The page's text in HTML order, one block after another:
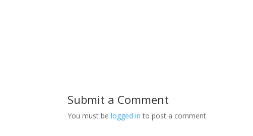
Submit a Comment
You must belogged in to post a comment.